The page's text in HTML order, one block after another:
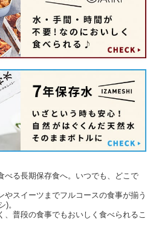
べる長期保存食へ。いつでも、どこで
やスイーツまでフルコースの食事が揃う
)。
、普段の食事でもおいしく食べられるこ